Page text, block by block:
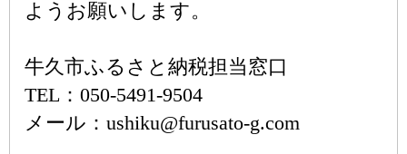
ようお願いします。
牛久市ふるさと納税担当窓口
TEL：050-5491-9504
メール：ushiku@furusato-g.com